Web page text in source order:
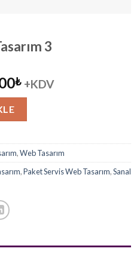
3
₺Şu
andaki
8.500,00₺.
+KDV
,Web Tasarım
,Paket Servis Web Tasarım,Sanal